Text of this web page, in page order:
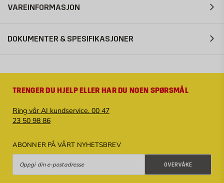
VAREINFORMASJON
DOKUMENTER & SPESIFIKASJONER
TRENGER DU HJELP ELLER HAR DU NOEN SPØRSMÅL
Ring vår AI kundservice. 00 47
23 50 98 86
ABONNER PÅ VÅRT NYHETSBREV
OVERVÅKE